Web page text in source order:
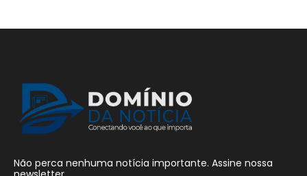
Não perca nenhuma notícia importante. Assine nossa